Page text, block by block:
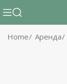
Home Аренда